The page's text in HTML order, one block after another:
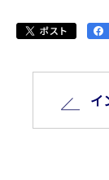
イ